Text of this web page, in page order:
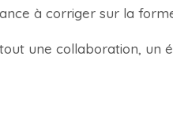
à corriger sur la
tout une collaboration, un